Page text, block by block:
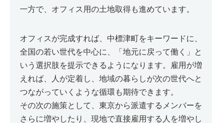
一方で、オフィス用の土地取得も進めています。
オフィスが完成すれば、中標津町をキーワードに、
全国の若い世代を中心に、「地元に戻って働く」と
いう選択肢を提示できるようになります。雇用が増
えれば、人が定着し、地域の暮らしが次の世代へと
つながっていくような循環も期待できます。
その次の施策として、東京から派遣するメンバーを
さらに増やしたり、現地で直接雇用する人を増やし